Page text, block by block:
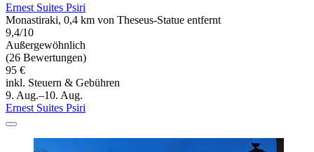
Ernest Suites Psiri
Monastiraki, 0,4 km von Theseus-Statue entfernt
9,4/10
Außergewöhnlich
(26 Bewertungen)
95 €
inkl. Steuern & Gebühren
9. Aug.–10. Aug.
Ernest Suites Psiri